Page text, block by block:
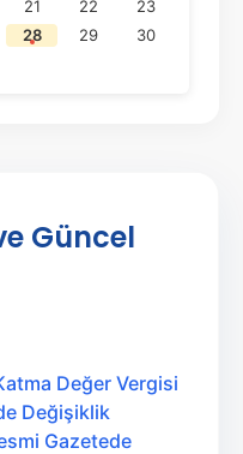
21 22
23
28 29
30
Güncel
Değer Vergisi
Değişiklik
Gazetede